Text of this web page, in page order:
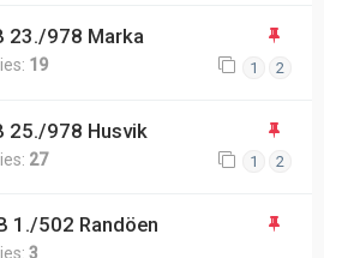
23./978 Marka
19 1 2
25./978 Husvik
27 1 2
1./502 Randöen
3